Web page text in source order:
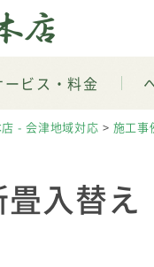
ービス・料金
- 会津地域対応 > 施工事
入替